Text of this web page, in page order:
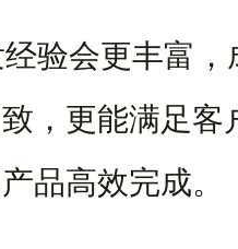
验会更丰富，
，更能满足
品高效完成。